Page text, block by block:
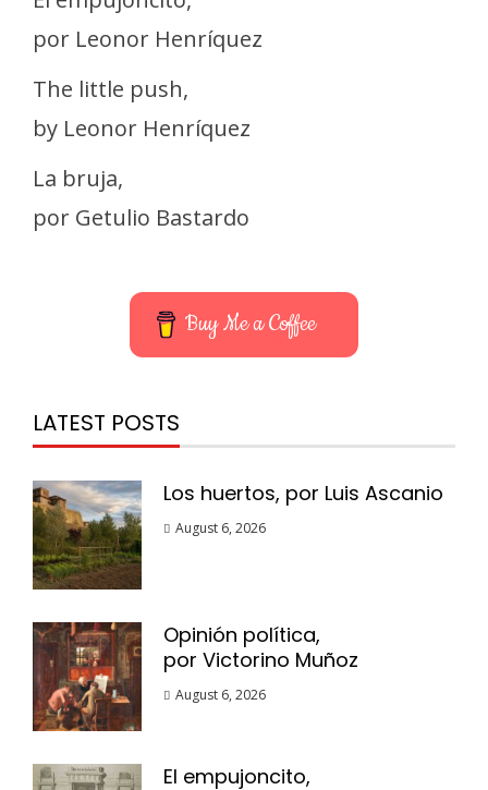
por Leonor Henríquez
The little push,
by Leonor Henríquez
La bruja,
por Getulio Bastardo
Buy Me a Coffee
LATEST POSTS
Los huertos, por Luis Ascanio
August 6, 2026
Opinión política,
por Victorino Muñoz
August 6, 2026
El empujoncito,